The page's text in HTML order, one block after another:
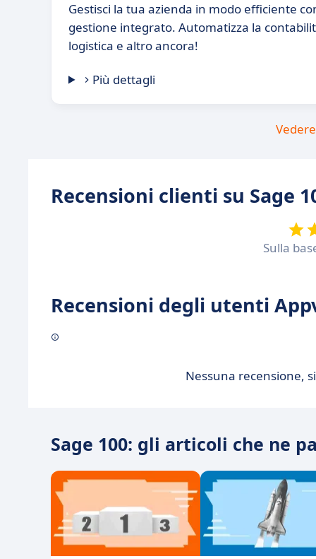
Gestisci la tua azienda in modo efficiente
gestione integrato. Automatizza la
logistica e altro ancora!
Più dettagli
Recensioni clienti su Sage
Sulla
Recensioni degli utenti
Nessuna recensione,
Sage 100: gli articoli che ne